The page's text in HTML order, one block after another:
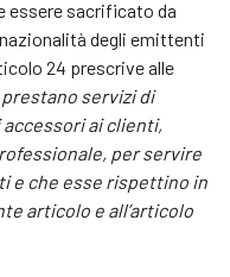
essere sacrificato da
degli emittenti
24 prescrive alle
servizi di
ai clienti,
per servire
e che esse rispettino in
articolo e all’articolo